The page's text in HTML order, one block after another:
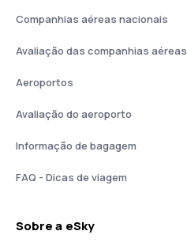
Companhias aéreas nacionais
Avaliação das companhias aéreas
Aeroportos
Avaliação do aeroporto
Informação de bagagem
FAQ - Dicas de viagem
Sobre a eSky